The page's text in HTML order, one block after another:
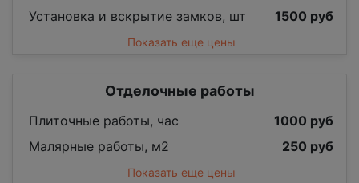
Установка и вскрытие замков, шт
1500 руб
Показать еще цены
Отделочные работы
Плиточные работы, час
1000 руб
Малярные работы, м2
250 руб
Показать еще цены